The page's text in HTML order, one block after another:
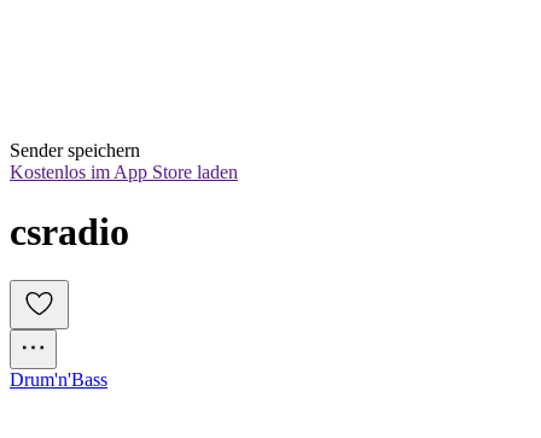
Sender speichern
Kostenlos im App Store laden
csradio
Drum'n'Bass